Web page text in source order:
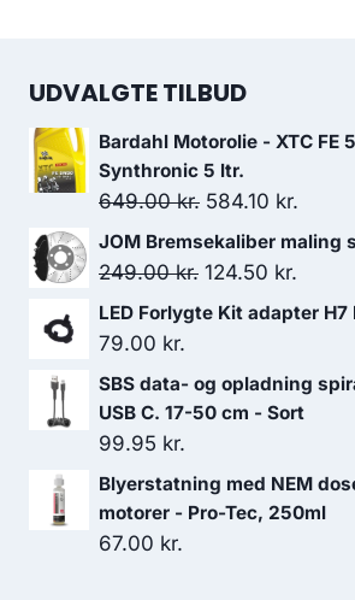
UDVALGTE TILBUD
Bardahl Motorolie - XTC FE
Synthronic 5 ltr.
649.00kr. Den
oprindelige
pris
649.00 kr..
584.10 kr.
JOM Bremsekaliber maling
249.00kr. Den
oprindelige
249.00 kr..
124.50 kr.
LED Forlygte Kit adapter H7
79.00 kr.
SBS data- og opladning
USB C. 17-50 cm - Sort
99.95 kr.
Blyerstatning med NEM
motorer - Pro-Tec, 250ml
67.00 kr.